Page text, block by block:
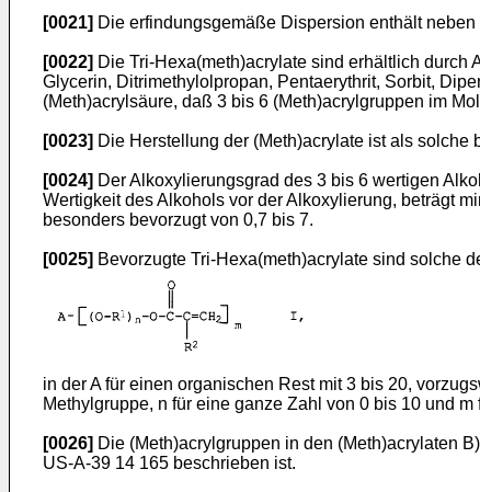
[0021] Die erfindungsgemäße Dispersion enthält
[0022] Die Tri-Hexa(meth)acrylate sind erhältlich
Glycerin, Ditrimethylolpropan, Pentaerythrit, Sorbit,
(Meth)acrylsäure, daß 3 bis 6 (Meth)acrylgruppen im
[0023] Die Herstellung der (Meth)acrylate ist als
[0024] Der Alkoxylierungsgrad des 3 bis 6 wertigen
Wertigkeit des Alkohols vor der Alkoxylierung, beträgt
besonders bevorzugt von 0,7 bis 7.
[0025] Bevorzugte Tri-Hexa(meth)acrylate sind solche
in der A für einen organischen Rest mit 3 bis 20,
Methylgruppe, n für eine ganze Zahl von 0 bis 10 und
[0026] Die (Meth)acrylgruppen in den (Meth)acrylaten
US-A-39 14 165 beschrieben ist.